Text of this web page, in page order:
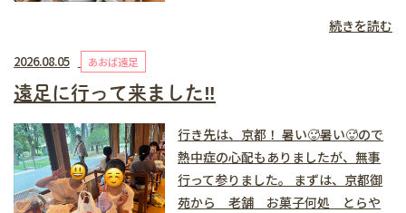
続きを読む
2026.08.05 あおば遠足
遠足に行って来ました‼️
行き先は、京都！ 暑い🥵暑い🥵ので
熱中症の心配もありましたが、無事
行って参りました。 まずは、京都御
苑から 老舗 お菓子何処 とらや